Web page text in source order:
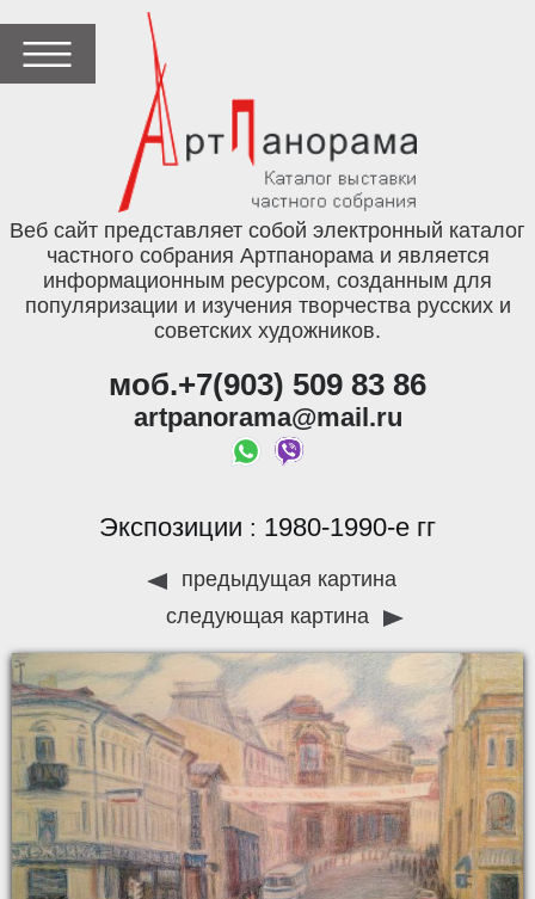
Веб сайт представляет собой электронный каталог
частного собрания Артпанорама и является
информационным ресурсом, созданным для
популяризации и изучения творчества русских и
советских художников.
моб.+7(903) 509 83 86
artpanorama@mail.ru
Экспозиции : 1980-1990-е гг
предыдущая картина
следующая картина